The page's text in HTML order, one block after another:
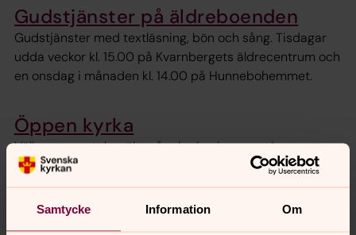
Samtycke Information Om
Gudstjänster på äldreboenden
Gudstjänster med textläsning, bön och sång. Tisdagar
udda veckor kl. 15.00 på Kvarnbergets äldrecentrum och
en onsdag i månaden kl. 14.00 på Hunnebohemmet.
Öppen kyrka
Välkommen att besöka våra kyrkor i sommar!
Musik i sommarkväll
Härliga kvällar med musik, där vi får vi bli berörda och